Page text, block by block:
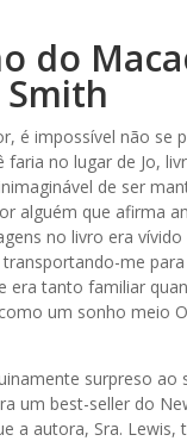
do
é impossível não se
faria no lugar de Jo,
de ser
alguém que afirma
no livro era vívido
me
era tanto familiar
um sonho meio
surpreso ao
um best-seller do
a autora, Sra. Lewis,